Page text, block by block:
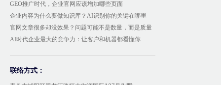
GEO推广时代，企业官网应该增加哪些页面
企业内容为什么要做知识库？AI识别你的关键在哪里
官网文章很多却没效果？问题可能不是数量，而是质量
AI时代企业最大的竞争力：让客户和机器都看懂你
联络方式：